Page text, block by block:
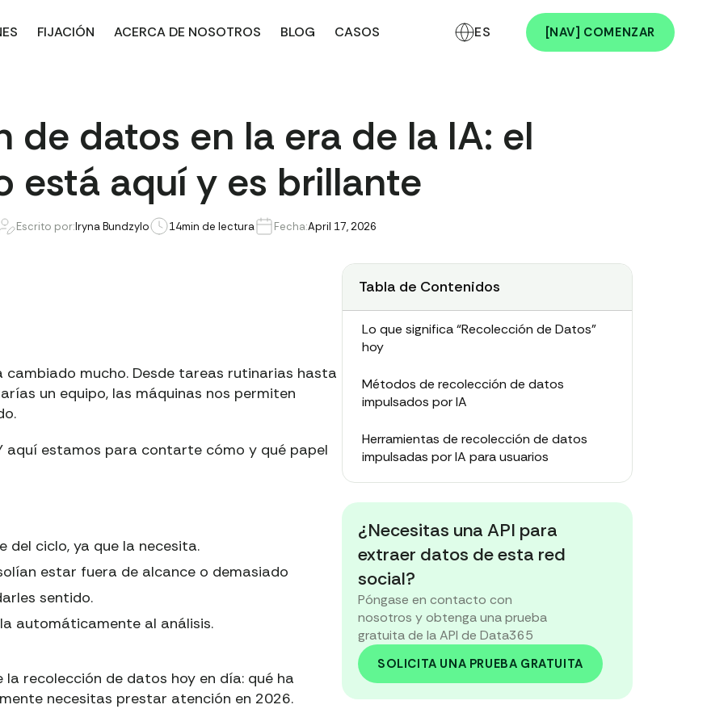
FIJACIÓN ACERCA DE NOSOTROS BLOG CASOS ES [NAV] COMENZAR
de datos en la era de la IA: el
está aquí y es brillante
Escrito por:Iryna Bundzylo 14min de lectura Fecha:April 17, 2026
mucho. Desde tareas rutinarias hasta
un equipo, las máquinas nos permiten
aquí estamos para contarte cómo y qué papel
del ciclo, ya que la necesita.
estar fuera de alcance o demasiado
sentido.
automáticamente al análisis.
recolección de datos hoy en día: qué ha
necesitas prestar atención en 2026.
Tabla de Contenidos
Lo que significa “Recolección de Datos”
hoy
Métodos de recolección de datos
impulsados por IA
Herramientas de recolección de datos
impulsadas por IA para usuarios
Ventajas y riesgos de la recolección de
Conclusión
¿Necesitas una API para
extraer datos de esta red
social?
Póngase en contacto con
nosotros y obtenga una prueba
gratuita de la API de Data365
SOLICITA UNA PRUEBA GRATUITA